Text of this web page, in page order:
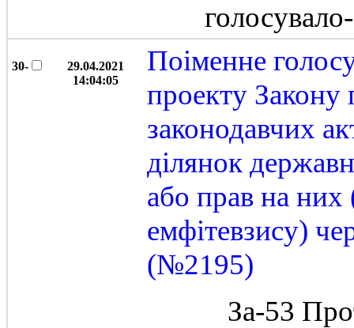
30-
29.04.2021
14:04:05
Поіменне
проекту Закону
законодавчих
ділянок
або прав на
емфітевзису)
(№2195)
За-53